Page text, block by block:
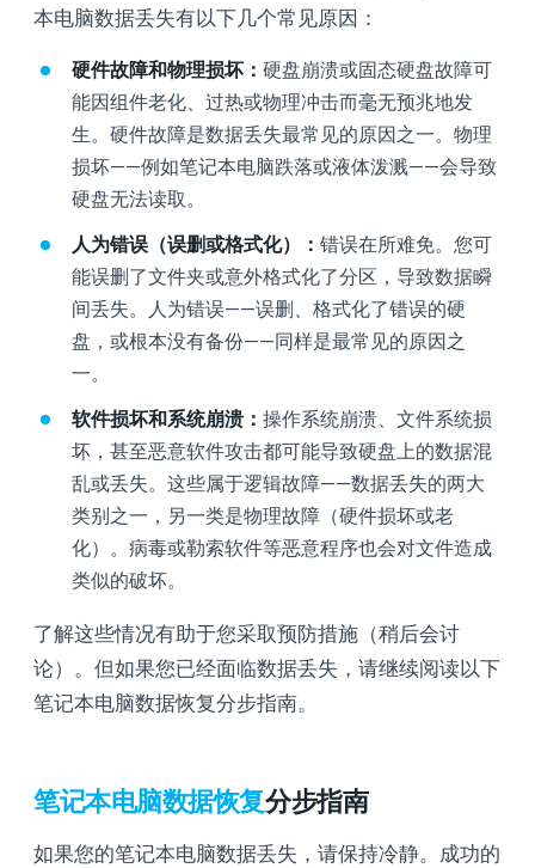
本电脑数据丢失有以下几个常见原因：
硬件故障和物理损坏： 硬盘崩溃或固态硬盘故障可
能因组件老化、过热或物理冲击而毫无预兆地发
生。硬件故障是数据丢失最常见的原因之一。物理
损坏——例如笔记本电脑跌落或液体泼溅——会导致
硬盘无法读取。
人为错误（误删或格式化）： 错误在所难免。您可
能误删了文件夹或意外格式化了分区，导致数据瞬
间丢失。人为错误——误删、格式化了错误的硬
盘，或根本没有备份——同样是最常见的原因之
一。
软件损坏和系统崩溃： 操作系统崩溃、文件系统损
坏，甚至恶意软件攻击都可能导致硬盘上的数据混
乱或丢失。这些属于逻辑故障——数据丢失的两大
类别之一，另一类是物理故障（硬件损坏或老
化）。病毒或勒索软件等恶意程序也会对文件造成
类似的破坏。
了解这些情况有助于您采取预防措施（稍后会讨
论）。但如果您已经面临数据丢失，请继续阅读以下
笔记本电脑数据恢复分步指南。
笔记本电脑数据恢复分步指南
如果您的笔记本电脑数据丢失，请保持冷静。成功的